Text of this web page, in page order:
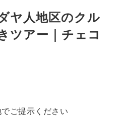
ヤ人地区のクル
ツアー｜チェコ
ご提示ください